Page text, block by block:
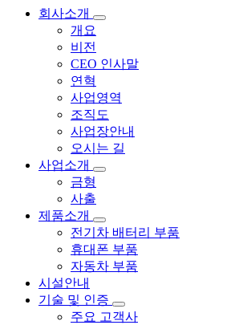
회사소개
개요
비전
CEO 인사말
연혁
사업영역
조직도
사업장안내
오시는 길
사업소개
금형
사출
제품소개
전기차 배터리 부품
휴대폰 부품
자동차 부품
시설안내
기술 및 인증
주요 고객사